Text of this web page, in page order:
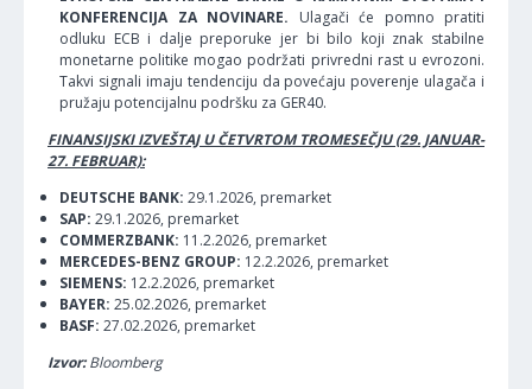
KONFERENCIJA ZA NOVINARE. Ulagači će pomno pratiti
odluku ECB i dalje preporuke jer bi bilo koji znak stabilne
monetarne politike mogao podržati privredni rast u evrozoni.
Takvi signali imaju tendenciju da povećaju poverenje ulagača i
pružaju potencijalnu podršku za GER40.
FINANSIJSKI IZVEŠTAJ U ČETVRTOM TROMESEČJU (29. JANUAR-
27. FEBRUAR):
DEUTSCHE BANK: 29.1.2026, premarket
SAP: 29.1.2026, premarket
COMMERZBANK: 11.2.2026, premarket
MERCEDES-BENZ GROUP: 12.2.2026, premarket
SIEMENS: 12.2.2026, premarket
BAYER: 25.02.2026, premarket
BASF: 27.02.2026, premarket
Izvor:Bloomberg